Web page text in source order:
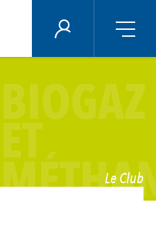
ÉNERGIE PLUS
BIOGAZ
ET
Le Club